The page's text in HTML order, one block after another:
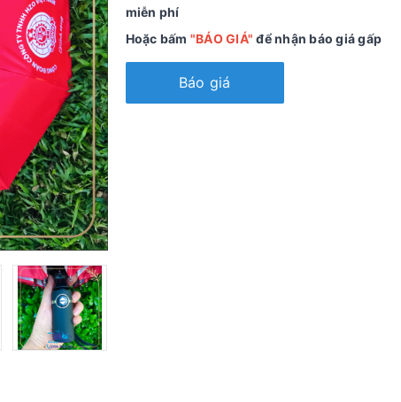
miễn phí
Hoặc bấm "BÁO GIÁ" để nhận báo giá gấp
Báo giá